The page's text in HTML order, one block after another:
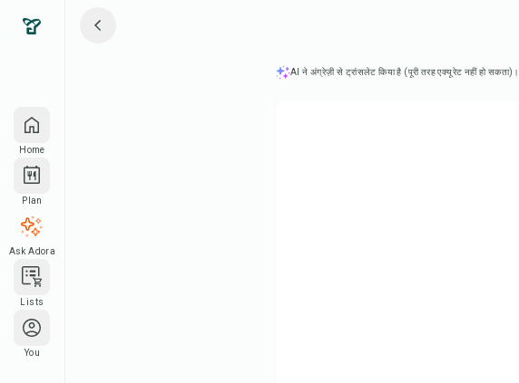
Home
Plan
Ask Adora
Lists
You
AI ने अंग्रेज़ी से ट्रांसलेट किया है (पूरी तरह एक्यूरेट नहीं हो सकता)।